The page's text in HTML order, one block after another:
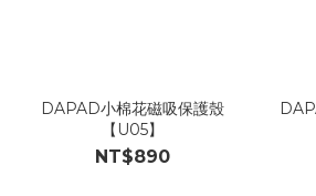
DAPAD小棉花磁吸保護殼
【U05】
NT$890